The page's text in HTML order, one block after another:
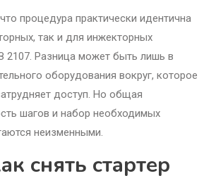
процедура практически идентична
так и для инжекторных
2107. Разница может быть лишь в
оборудования вокруг, которое
доступ. Но общая
шагов и набор необходимых
неизменными.
снять стартер